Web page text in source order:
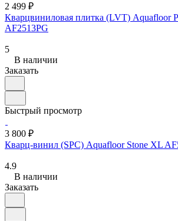
2 499 ₽
Кварцвиниловая плитка (LVT) Aquafloor
AF2513PG
5
В наличии
Заказать
Быстрый просмотр
3 800 ₽
Кварц-винил (SPC) Aquafloor Stone XL
4.9
В наличии
Заказать